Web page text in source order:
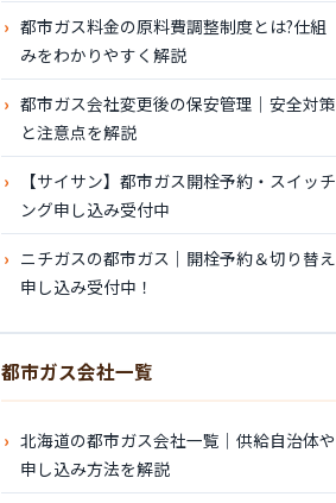
都市ガス料金の原料費調整制度とは?仕組
みをわかりやすく解説
都市ガス会社変更後の保安管理｜安全対策
と注意点を解説
【サイサン】都市ガス開栓予約・スイッチ
ング申し込み受付中
ニチガスの都市ガス｜開栓予約＆切り替え
申し込み受付中！
都市ガス会社一覧
北海道の都市ガス会社一覧｜供給自治体や
申し込み方法を解説